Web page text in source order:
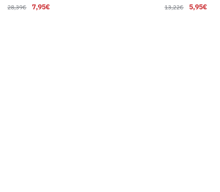
28,39€ 7,95€ 13,22€ 5,95€